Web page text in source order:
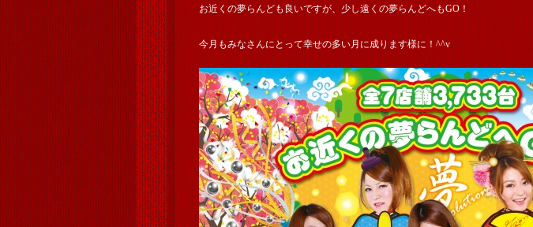
お近くの夢らんども良いですが、少し遠くの夢らんどへもGO！
今月もみなさんにとって幸せの多い月に成ります様に！^^v